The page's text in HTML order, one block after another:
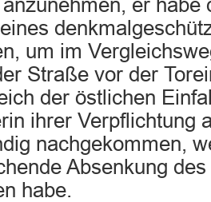
anzunehmen, er habe
um im
Straße vor der
der östlichen
ihrer Verpflichtung
nachgekommen,
Absenkung
habe.